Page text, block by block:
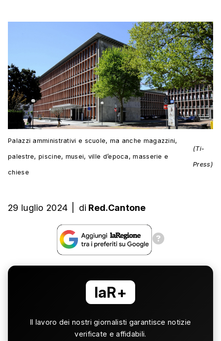
Palazzi amministrativi e scuole, ma anche magazzini,
palestre, piscine, musei, ville d’epoca, masserie e
chiese
(Ti-
Press)
29 luglio 2024 di Red.Cantone
laR+
Il lavoro dei nostri giornalisti garantisce notizie
verificate e affidabili.